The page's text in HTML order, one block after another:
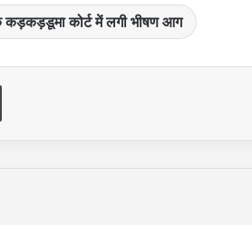
कड़कड़डूमा कोर्ट में लगी भीषण आग